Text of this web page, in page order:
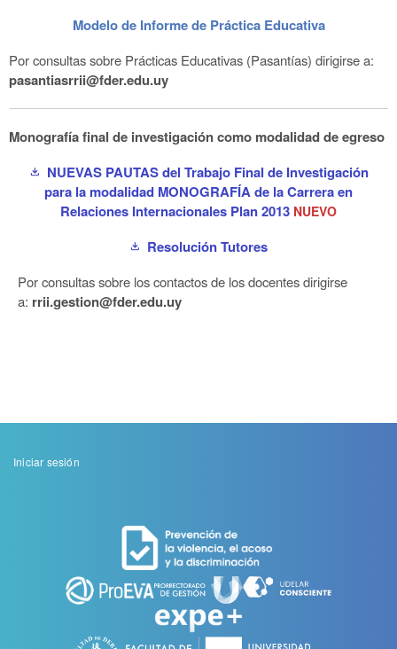
Modelo de Informe de Práctica Educativa
Por consultas sobre Prácticas Educativas (Pasantías) dirigirse a:
pasantiasrrii@fder.edu.uy
Monografía final de investigación como modalidad de egreso
download
NUEVAS PAUTAS del Trabajo Final de Investigación
para la modalidad MONOGRAFÍA de la Carrera en
Relaciones Internacionales Plan 2013 NUEVO
download Resolución Tutores
Por consultas sobre los contactos de los docentes dirigirse
a: rrii.gestion@fder.edu.uy
Menu
Iniciar sesión